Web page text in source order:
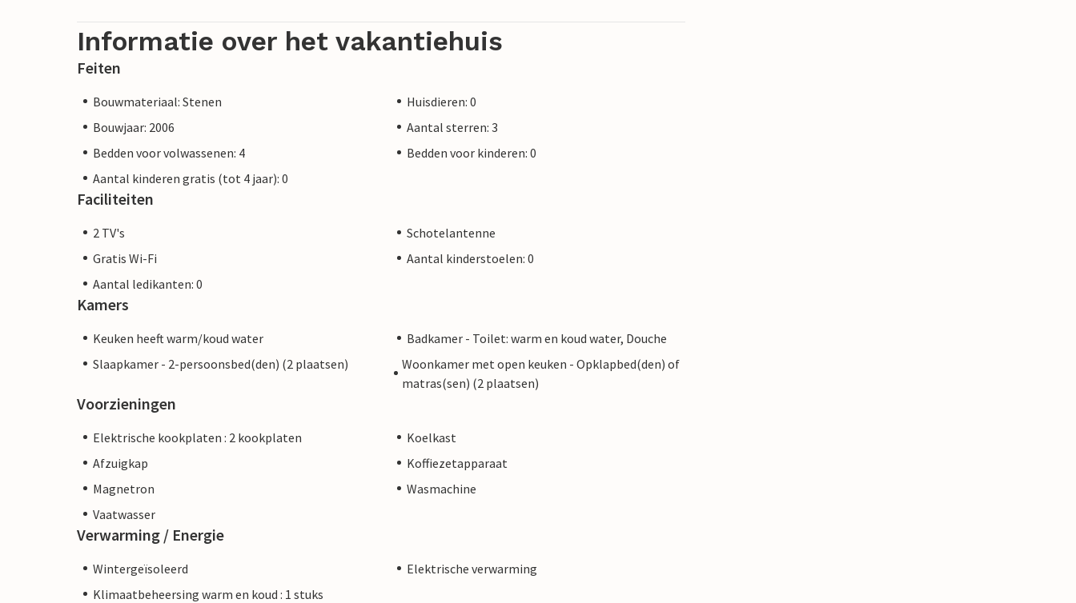
Informatie over het vakantiehuis
Feiten
Bouwmateriaal: Stenen
Huisdieren: 0
Bouwjaar: 2006
Aantal sterren: 3
Bedden voor volwassenen: 4
Bedden voor kinderen: 0
Aantal kinderen gratis (tot 4 jaar): 0
Faciliteiten
2 TV's
Schotelantenne
Gratis Wi-Fi
Aantal kinderstoelen: 0
Aantal ledikanten: 0
Kamers
Keuken heeft warm/koud water
Badkamer - Toilet: warm en koud water, Douche
Slaapkamer - 2-persoonsbed(den) (2 plaatsen)
Woonkamer met open keuken - Opklapbed(den) of
matras(sen) (2 plaatsen)
Voorzieningen
Elektrische kookplaten : 2 kookplaten
Koelkast
Afzuigkap
Koffiezetapparaat
Magnetron
Wasmachine
Vaatwasser
Verwarming / Energie
Wintergeïsoleerd
Elektrische verwarming
Klimaatbeheersing warm en koud : 1 stuks